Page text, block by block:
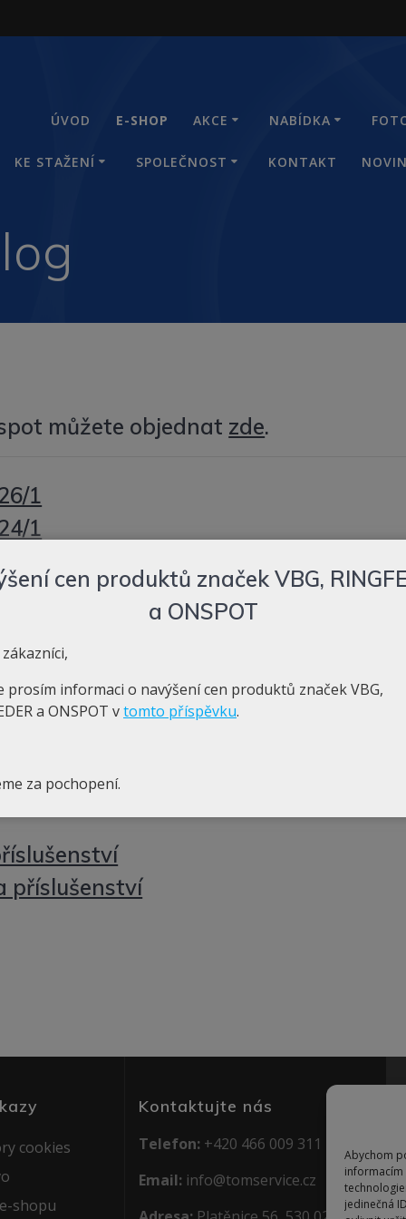
Abychom
informacím
jedinečná
ÚVOD E-SHOP AKCE NABÍDKA
KE STAŽENÍ SPOLEČNOST KONTAKT
můžete objednat zde.
1
1
1
2
– nové provedení
příslušenství
cookies
shopu
Kontaktujte nás
Telefon:+420 466 009 311
Email:info@tomservice.cz
cen produktů značek VBG,
a ONSPOT
prosím informaci o navýšení cen produktů značek VBG,
a ONSPOT vtomto příspěvku.
za pochopení.